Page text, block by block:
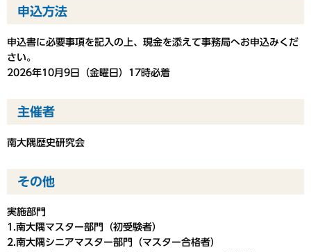
申込方法
申込書に必要事項を記入の上、現金を添えて事務局へお申込みくだ
さい。
2026年10月9日（金曜日）17時必着
主催者
南大隅歴史研究会
その他
実施部門
1.南大隅マスター部門（初受験者）
2.南大隅シニアマスター部門（マスター合格者）